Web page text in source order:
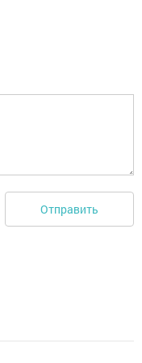
Отправить